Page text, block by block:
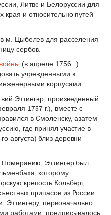
Литве и Белоруссии для
края и относительно путей
м. Цыбелев для расселения
сербов.
(в апреле 1756 г.)
учрежденными в
корпусами.
Эттингер, произведенный
1757 г.), вместе с
в Смоленску, aзатем
где принял участие в
августа) близ деревни
Эттингер был
которому
крепость Кольберг,
припасов из России.
Эттингеру, первоначально
работами, предписывалось